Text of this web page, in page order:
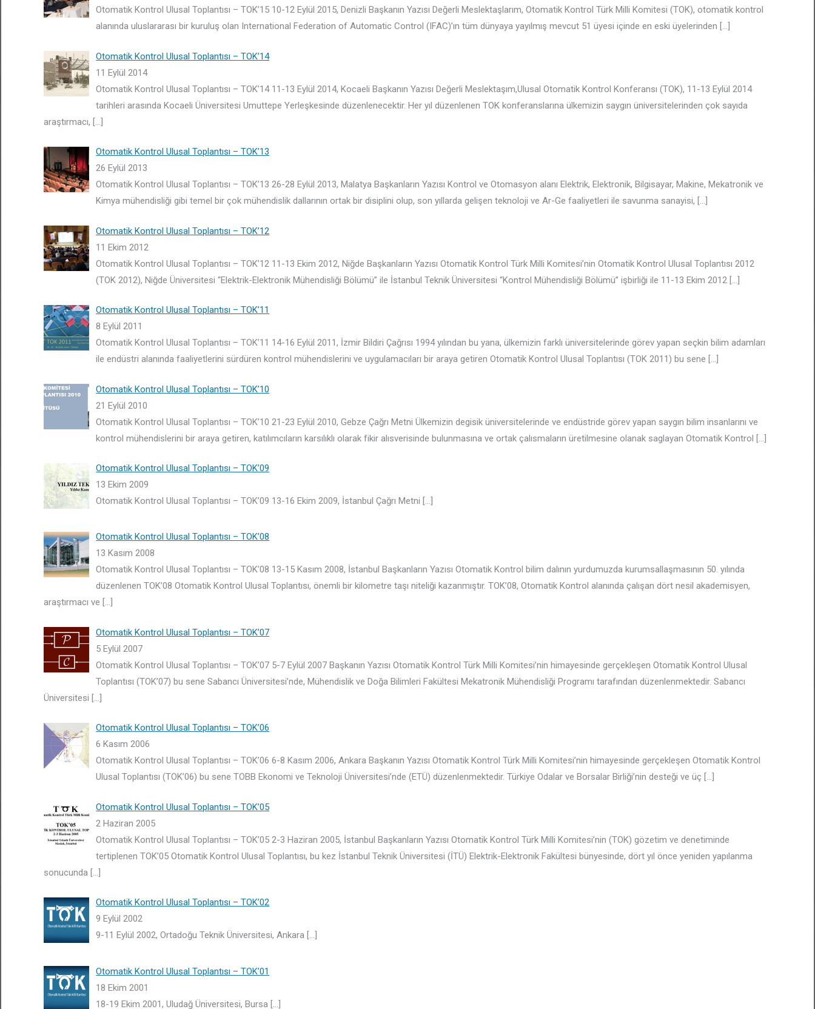
Otomatik Kontrol Ulusal Toplantısı – TOK’15 10-12 Eylül 2015, Denizli Başkanın Yazısı Değerli Meslektaşlarım, Otomatik Kontrol Türk Milli Komitesi (TOK), otomatik kontrol
alanında uluslararası bir kuruluş olan International Federation of Automatic Control (IFAC)’ın tüm dünyaya yayılmış mevcut 51 üyesi içinde en eski üyelerinden […]
Otomatik Kontrol Ulusal Toplantısı – TOK’14
11 Eylül 2014
Otomatik Kontrol Ulusal Toplantısı – TOK’14 11-13 Eylül 2014, Kocaeli Başkanın Yazısı Değerli Meslektaşım,Ulusal Otomatik Kontrol Konferansı (TOK), 11-13 Eylül 2014
tarihleri arasında Kocaeli Üniversitesi Umuttepe Yerleşkesinde düzenlenecektir. Her yıl düzenlenen TOK konferanslarına ülkemizin saygın üniversitelerinden çok sayıda
araştırmacı, […]
Otomatik Kontrol Ulusal Toplantısı – TOK’13
26 Eylül 2013
Otomatik Kontrol Ulusal Toplantısı – TOK’13 26-28 Eylül 2013, Malatya Başkanların Yazısı Kontrol ve Otomasyon alanı Elektrik, Elektronik, Bilgisayar, Makine, Mekatronik ve
Kimya mühendisliği gibi temel bir çok mühendislik dallarının ortak bir disiplini olup, son yıllarda gelişen teknoloji ve Ar-Ge faaliyetleri ile savunma sanayisi, […]
Otomatik Kontrol Ulusal Toplantısı – TOK’12
11 Ekim 2012
Otomatik Kontrol Ulusal Toplantısı – TOK’12 11-13 Ekim 2012, Niğde Başkanların Yazısı Otomatik Kontrol Türk Milli Komitesi’nin Otomatik Kontrol Ulusal Toplantısı 2012
(TOK 2012), Niğde Üniversitesi “Elektrik-Elektronik Mühendisliği Bölümü” ile İstanbul Teknik Üniversitesi “Kontrol Mühendisliği Bölümü” işbirliği ile 11-13 Ekim 2012 […]
Otomatik Kontrol Ulusal Toplantısı – TOK’11
8 Eylül 2011
Otomatik Kontrol Ulusal Toplantısı – TOK’11 14-16 Eylül 2011, İzmir Bildiri Çağrısı 1994 yılından bu yana, ülkemizin farklı üniversitelerinde görev yapan seçkin bilim adamları
ile endüstri alanında faaliyetlerini sürdüren kontrol mühendislerini ve uygulamacıları bir araya getiren Otomatik Kontrol Ulusal Toplantısı (TOK 2011) bu sene […]
Otomatik Kontrol Ulusal Toplantısı – TOK’10
21 Eylül 2010
Otomatik Kontrol Ulusal Toplantısı – TOK’10 21-23 Eylül 2010, Gebze Çağrı Metni Ülkemizin degisik üniversitelerinde ve endüstride görev yapan saygın bilim insanlarını ve
kontrol mühendislerini bir araya getiren, katılımcıların karsılıklı olarak fikir alısverisinde bulunmasına ve ortak çalısmaların üretilmesine olanak saglayan Otomatik Kontrol […]
Otomatik Kontrol Ulusal Toplantısı – TOK’09
13 Ekim 2009
Otomatik Kontrol Ulusal Toplantısı – TOK’09 13-16 Ekim 2009, İstanbul Çağrı Metni […]
Otomatik Kontrol Ulusal Toplantısı – TOK’08
13 Kasım 2008
Otomatik Kontrol Ulusal Toplantısı – TOK’08 13-15 Kasım 2008, İstanbul Başkanların Yazısı Otomatik Kontrol bilim dalının yurdumuzda kurumsallaşmasının 50. yılında
düzenlenen TOK’08 Otomatik Kontrol Ulusal Toplantısı, önemli bir kilometre taşı niteliği kazanmıştır. TOK’08, Otomatik Kontrol alanında çalışan dört nesil akademisyen,
araştırmacı ve […]
Otomatik Kontrol Ulusal Toplantısı – TOK’07
5 Eylül 2007
Otomatik Kontrol Ulusal Toplantısı – TOK’07 5-7 Eylül 2007 Başkanın Yazısı Otomatik Kontrol Türk Milli Komitesi’nin himayesinde gerçekleşen Otomatik Kontrol Ulusal
Toplantısı (TOK’07) bu sene Sabancı Üniversitesi’nde, Mühendislik ve Doğa Bilimleri Fakültesi Mekatronik Mühendisliği Programı tarafından düzenlenmektedir. Sabancı
Üniversitesi […]
Otomatik Kontrol Ulusal Toplantısı – TOK’06
6 Kasım 2006
Otomatik Kontrol Ulusal Toplantısı – TOK’06 6-8 Kasım 2006, Ankara Başkanın Yazısı Otomatik Kontrol Türk Milli Komitesi’nin himayesinde gerçekleşen Otomatik Kontrol
Ulusal Toplantısı (TOK’06) bu sene TOBB Ekonomi ve Teknoloji Üniversitesi’nde (ETÜ) düzenlenmektedir. Türkiye Odalar ve Borsalar Birliği’nin desteği ve üç […]
Otomatik Kontrol Ulusal Toplantısı – TOK’05
2 Haziran 2005
Otomatik Kontrol Ulusal Toplantısı – TOK’05 2-3 Haziran 2005, İstanbul Başkanların Yazısı Otomatik Kontrol Türk Milli Komitesi’nin (TOK) gözetim ve denetiminde
tertiplenen TOK’05 Otomatik Kontrol Ulusal Toplantısı, bu kez İstanbul Teknik Üniversitesi (İTÜ) Elektrik-Elektronik Fakültesi bünyesinde, dört yıl önce yeniden yapılanma
sonucunda […]
Otomatik Kontrol Ulusal Toplantısı – TOK’02
9 Eylül 2002
9-11 Eylül 2002, Ortadoğu Teknik Üniversitesi, Ankara […]
Otomatik Kontrol Ulusal Toplantısı – TOK’01
18 Ekim 2001
18-19 Ekim 2001, Uludağ Üniversitesi, Bursa […]